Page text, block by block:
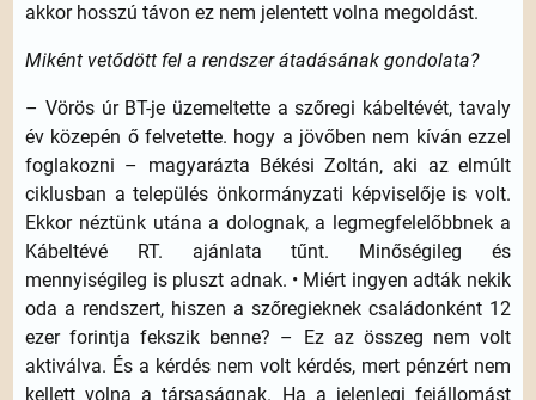
akkor hosszú távon ez nem jelentett volna megoldást.
Miként vetődött fel a rendszer átadásának gondolata?
– Vörös úr BT-je üzemeltette a szőregi kábeltévét, tavaly
év közepén ő felvetette. hogy a jövőben nem kíván ezzel
foglakozni – magyarázta Békési Zoltán, aki az elmúlt
ciklusban a település önkormányzati képviselője is volt.
Ekkor néztünk utána a dolognak, a legmegfelelőbbnek a
Kábeltévé RT. ajánlata tűnt. Minőségileg és
mennyiségileg is pluszt adnak. • Miért ingyen adták nekik
oda a rendszert, hiszen a szőregieknek családonként 12
ezer forintja fekszik benne? – Ez az összeg nem volt
aktiválva. És a kérdés nem volt kérdés, mert pénzért nem
kellett volna a társaságnak. Ha a jelenlegi fejállomást